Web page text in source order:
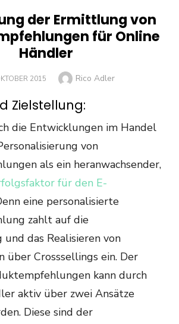
der Ermittlung von
für Online
Händler
2015 Author
Rico Adler
Zielstellung:
die Entwicklungen im Handel
von
als ein heranwachsender,
für den E-
eine personalisierte
zahlt auf die
das Realisieren von
über Crosssellings ein. Der
kann durch
aktiv über zwei Ansätze
Diese sind der